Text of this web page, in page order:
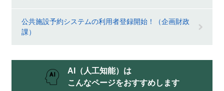
公共施設予約システムの利用者登録開始！（企画財政
課）
AI（人工知能）は
こんなページをおすすめします